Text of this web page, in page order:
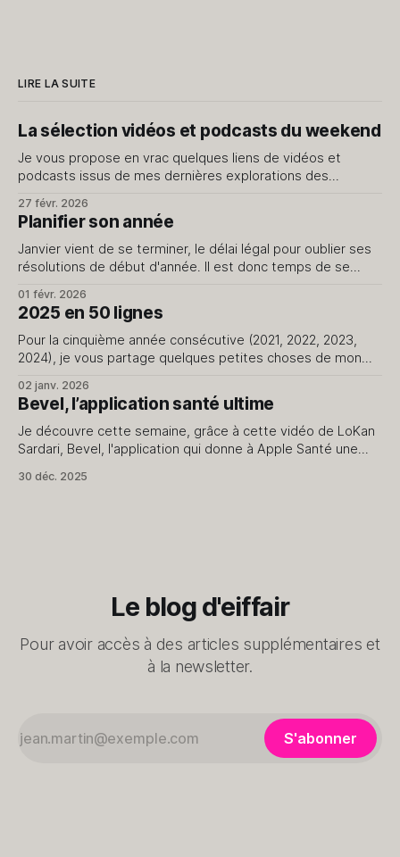
LIRE LA SUITE
La sélection vidéos et podcasts du weekend
Je vous propose en vrac quelques liens de vidéos et
podcasts issus de mes dernières explorations des
J'avais fait cet exercice il y a quelque temps, dites-moi si
27 févr. 2026
Planifier son année
Janvier vient de se terminer, le délai légal pour oublier ses
résolutions de début d'année. Il est donc temps de se
jour de l'an qui ne passent pas le cap du 15. Le début d'
01 févr. 2026
2025 en 50 lignes
Pour la cinquième année consécutive (2021, 2022, 2023,
2024), je vous partage quelques petites choses de mon
contenus pour le blog et le podcast. 2. J'avais prévu
2500km à vélo cette année, je n&
02 janv. 2026
Bevel, l’application santé ultime
Je découvre cette semaine, grâce à cette vidéo de LoKan
Sardari, Bevel, l'application qui donne à Apple Santé une
compris, exclusivement dédiée au monde Apple, elle utilise
30 déc. 2025
Le blog d'eiffair
Pour avoir accès à des articles supplémentaires et
à la newsletter.
S'abonner